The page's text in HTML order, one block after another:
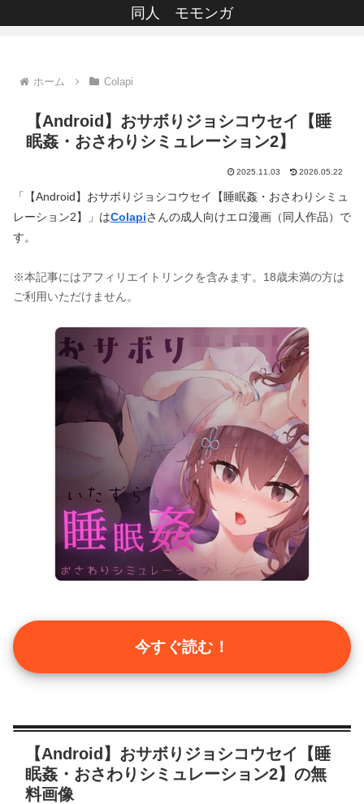
同人 モモンガ
ホーム Colapi
【Android】おサボりジョシコウセイ【睡
眠姦・おさわりシミュレーション2】
2025.11.03 2026.05.22
「【Android】おサボりジョシコウセイ【睡眠姦・おさわりシミュ
レーション2】」はColapiさんの成人向けエロ漫画（同人作品）で
す。
※本記事にはアフィリエイトリンクを含みます。18歳未満の方は
ご利用いただけません。
今すぐ読む！
【Android】おサボりジョシコウセイ【睡
眠姦・おさわりシミュレーション2】の無
料画像